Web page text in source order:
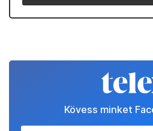
Kövess minket